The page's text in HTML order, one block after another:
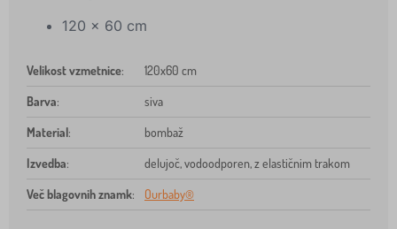
120 x 60 cm
Velikost vzmetnice: 120x60 cm
Barva: siva
Material: bombaž
Izvedba: delujoč, vodoodporen, z elastičnim trakom
Več blagovnih znamk: Ourbaby®